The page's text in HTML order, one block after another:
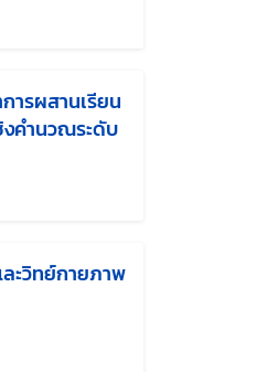
ารผสานเรียน
งคำนวณระดับ
ะวิทย์กายภาพ